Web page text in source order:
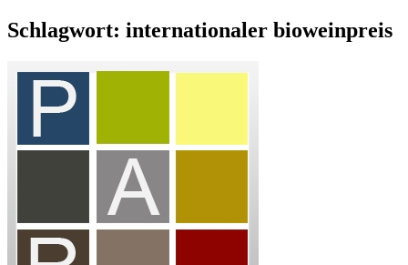
Schlagwort: internationaler bioweinpreis